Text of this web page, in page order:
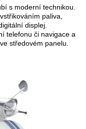
s moderní technikou.
paliva,
displej.
telefonu či navigace a
středovém panelu.